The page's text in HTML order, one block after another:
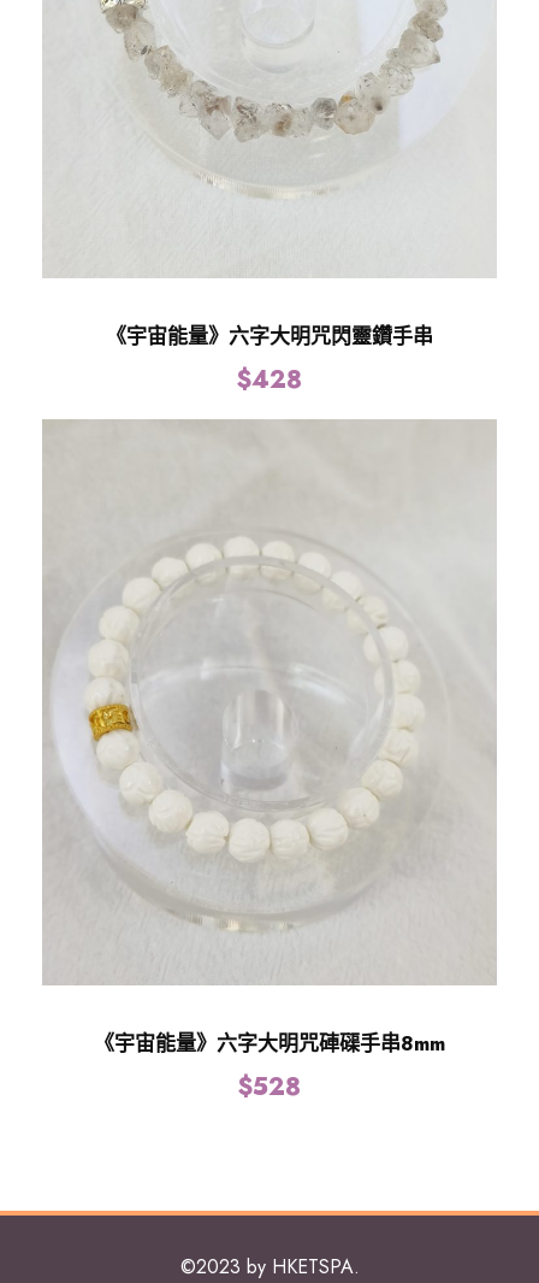
《宇宙能量》六字大明咒閃靈鑽手串
$428
《宇宙能量》六字大明咒硨磲手串8mm
$528
©2023 by HKETSPA.